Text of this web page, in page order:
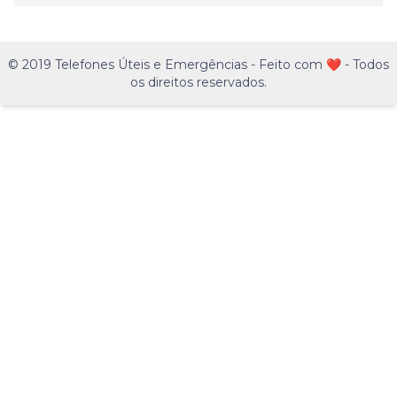
© 2019 Telefones Úteis e Emergências - Feito com ❤️ - Todos
os direitos reservados.